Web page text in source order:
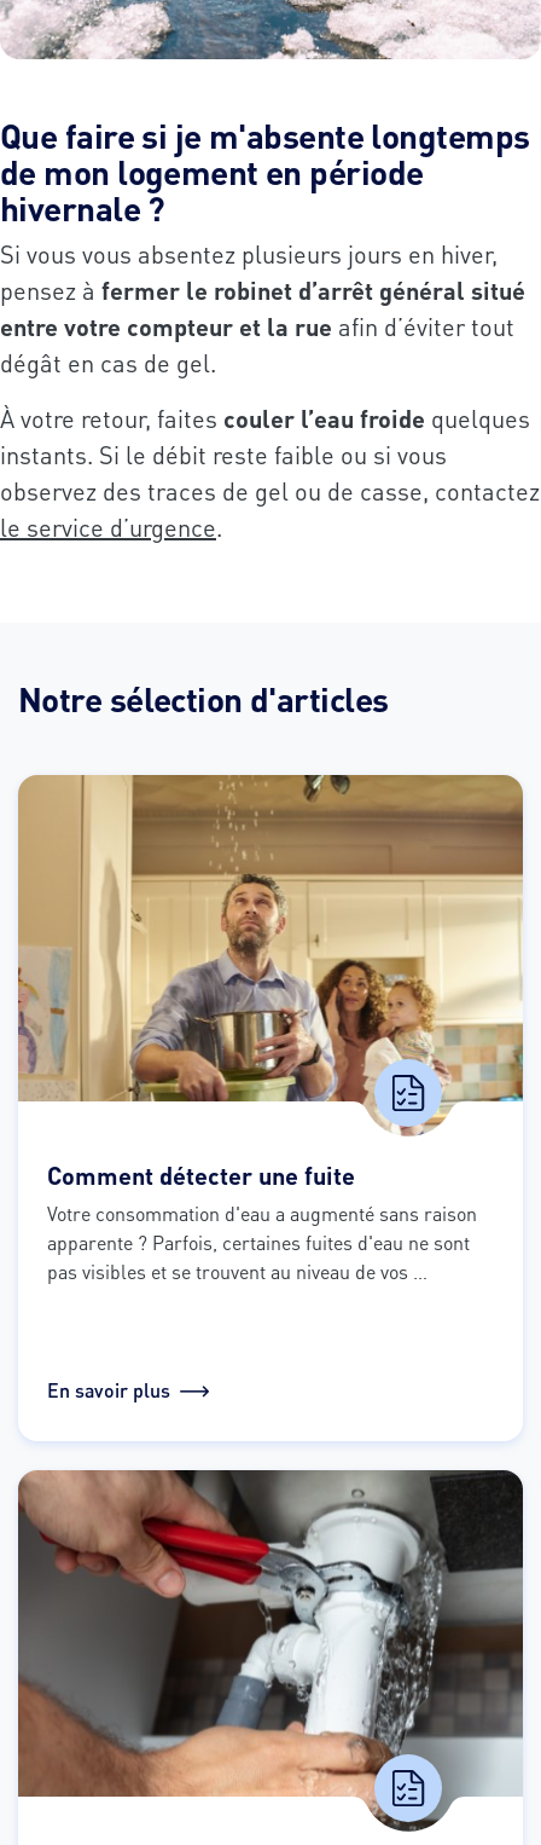
Que faire si je m'absente longtemps
de mon logement en période
hivernale ?
Si vous vous absentez plusieurs jours en hiver,
pensez à fermer le robinet d’arrêt général situé
entre votre compteur et la rue afin d’éviter tout
dégât en cas de gel.
À votre retour, faites couler l’eau froide quelques
instants. Si le débit reste faible ou si vous
observez des traces de gel ou de casse, contactez
le service d’urgence.
Notre sélection d'articles
Comment détecter une fuite
Votre consommation d'eau a augmenté sans raison
apparente ? Parfois, certaines fuites d'eau ne sont
pas visibles et se trouvent au niveau de vos
En savoir plus